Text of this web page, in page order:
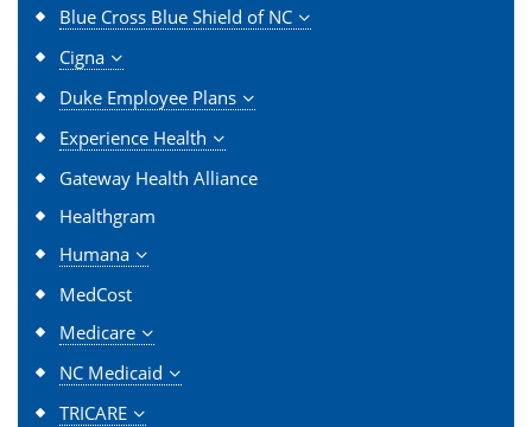
Blue Cross Blue Shield of NC
Cigna
Duke Employee Plans
Experience Health
Gateway Health Alliance
Healthgram
Humana
MedCost
Medicare
NC Medicaid
TRICARE